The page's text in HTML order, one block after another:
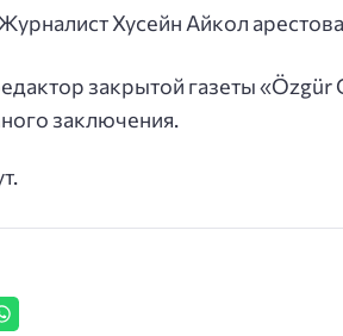
закрытой газеты
заключения.